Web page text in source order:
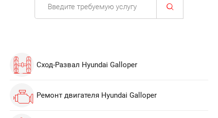
Сход-Развал Hyundai Galloper
Ремонт двигателя Hyundai Galloper